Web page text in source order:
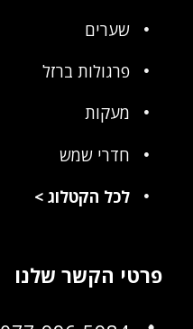
שערים
פרגולות ברזל
מעקות
חדרי שמש
לכל הקטלוג>
פרטי הקשר שלנו